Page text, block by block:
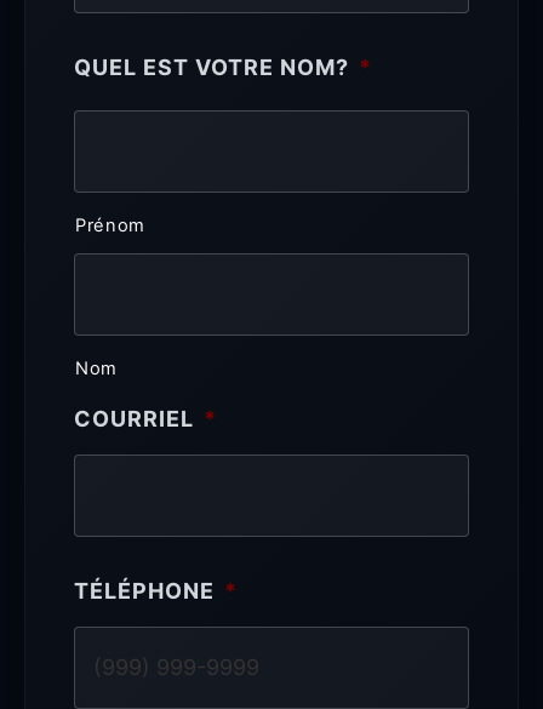
QUEL EST VOTRE NOM? *
Prénom
Nom
COURRIEL *
TÉLÉPHONE *